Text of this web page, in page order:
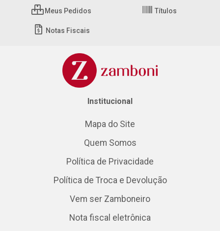
Meus Pedidos Títulos
Notas Fiscais
Institucional
Mapa do Site
Quem Somos
Política de Privacidade
Política de Troca e Devolução
Vem ser Zamboneiro
Nota fiscal eletrônica